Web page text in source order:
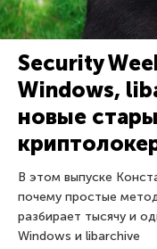
Security
Windows,
новые
В этом выпуске
почему простые
разбирает тысячу и
Windows и libarchive